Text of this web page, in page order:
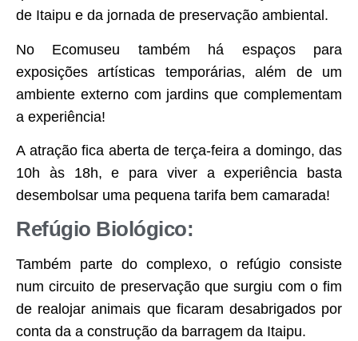
de Itaipu e da jornada de preservação ambiental.
No Ecomuseu também há espaços para
exposições artísticas temporárias, além de um
ambiente externo com jardins que complementam
a experiência!
A atração fica aberta de terça-feira a domingo, das
10h às 18h, e para viver a experiência basta
desembolsar uma pequena tarifa bem camarada!
Refúgio Biológico:
Também parte do complexo, o refúgio consiste
num circuito de preservação que surgiu com o fim
de realojar animais que ficaram desabrigados por
conta da a construção da barragem da Itaipu.